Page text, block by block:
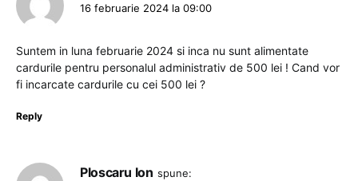
16 februarie 2024 la 09:00
Suntem in luna februarie 2024 si inca nu sunt alimentate
cardurile pentru personalul administrativ de 500 lei ! Cand vor
fi incarcate cardurile cu cei 500 lei ?
Reply
Ploscaru Ion spune: